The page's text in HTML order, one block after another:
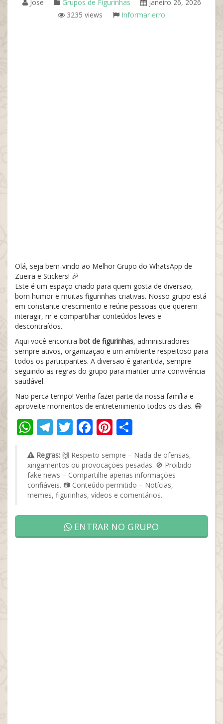
Jose Grupos de Figurinhas
janeiro 26, 2026
3235 views
Informar erro
Olá, seja bem-vindo ao Melhor Grupo do WhatsApp de
Zueira e Stickers! 🎉
Este é um espaço criado para quem gosta de diversão,
bom humor e muitas figurinhas criativas. Nosso grupo está
em constante crescimento e reúne pessoas que querem
interagir, rir e compartilhar conteúdos leves e
descontraídos.
Aqui você encontra bot de figurinhas, administradores
sempre ativos, organização e um ambiente respeitoso para
todos os participantes. A diversão é garantida, sempre
seguindo as regras do grupo para manter uma convivência
saudável.
Não perca tempo! Venha fazer parte da nossa família e
aproveite momentos de entretenimento todos os dias. 😄
WhatsApp
Telegram
Twitter
Facebook
Pinterest
Regras: 🙌 Respeito sempre – Nada de ofensas,
xingamentos ou provocações pesadas. 🚫 Proibido
fake news – Compartilhe apenas informações
confiáveis. 📷 Conteúdo permitido – Notícias,
memes, figurinhas, vídeos e comentários.
ENTRAR NO GRUPO